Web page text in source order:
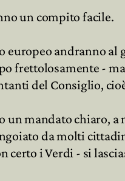
un compito facile.
europeo andranno
frettolosamente -
del Consiglio,
un mandato
da molti
certo i Verdi - si